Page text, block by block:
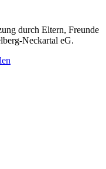
durch Eltern, Freunde
Neckartal eG.